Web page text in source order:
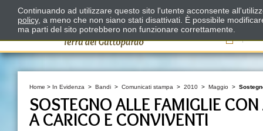
Il
Home > In Evidenza > Bandi > Comunicati stampa > 2010 > Maggio >
SOSTEGNO ALLE FAMIGLIE
A CARICO E CONVIVENTI
Continuando ad utilizzare questo sito l'utente acconsente
policy, a meno che non siano stati disattivati. È possibile
ma parti del sito potrebbero non funzionare correttamente.